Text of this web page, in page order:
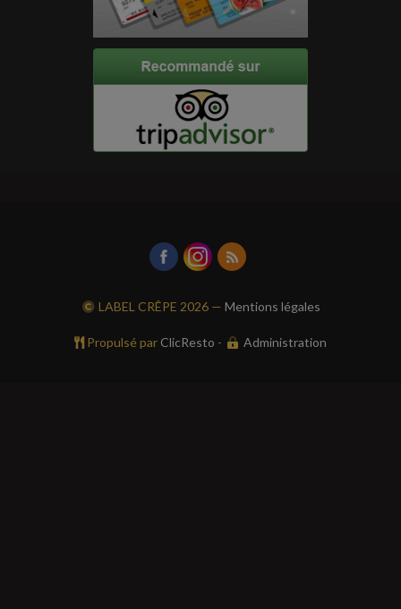
LABEL CRÊPE 2026 —Mentions légales
Propulsé par ClicResto - Administration